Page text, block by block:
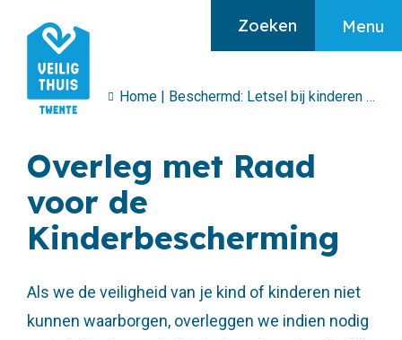
Zoeken Menu
Home
Ik heb hulp nodig
Ik maak mij zorgen
Home | Beschermd: Letsel bij kinderen
Overleg met Raad
voor de
Kinderbescherming
Als we de veiligheid van je kind of kinderen niet
kunnen waarborgen, overleggen we indien nodig